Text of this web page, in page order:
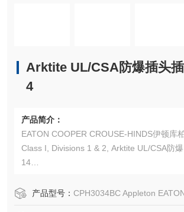
Arktite UL/CSA防爆插头
4
产品简介：
EATON COOPER CROUSE-HINDS伊顿库
Class I, Divisions 1 & 2, Arktite UL/CSA防爆插头插座CPH79
14
14
产品型号： CPH3034BC Appleton